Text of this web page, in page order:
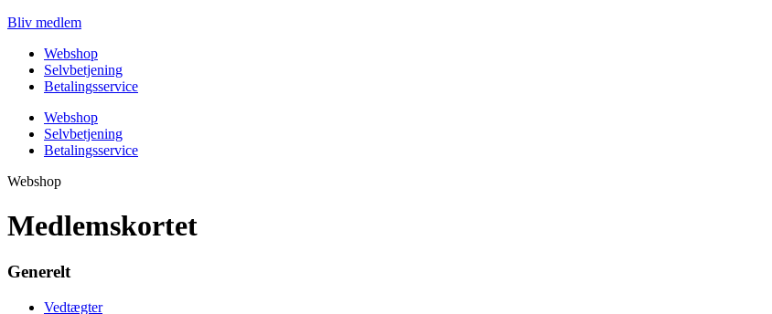
Bliv medlem
Webshop
Selvbetjening
Betalingsservice
Webshop
Selvbetjening
Betalingsservice
Webshop
Medlemskortet
Generelt
Vedtægter